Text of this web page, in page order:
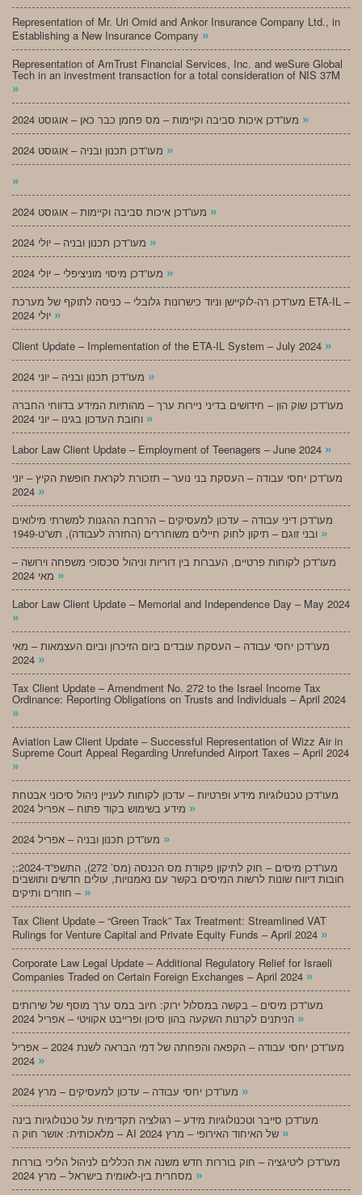
Representation of Mr. Uri Omid and Ankor Insurance Company Ltd., in
Establishing a New Insurance Company »
Representation of AmTrust Financial Services, Inc. and weSure Global
Tech in an investment transaction for a total consideration of NIS 37M
»
»
»
»
»
»
»
מעו”דכן רה-לוקיישן וניוד כישרונות גלובלי – כניסה לתוקף של מערכת ETA-IL –
»
Client Update – Implementation of the ETA-IL System – July 2024 »
»
מעו”דכן שוק הון – חידושים בדיני ניירות ערך – מהותיות המידע בדווחי החברה
»
Labor Law Client Update – Employment of Teenagers – June 2024 »
מעו”דכן יחסי עבודה – העסקת בני נוער – תזכורת לקראת חופשת הקיץ – יוני
»
מעו”דכן דיני עבודה – עדכון למעסיקים – הרחבת ההגנות למשרתי מילואים
»
מעו”דכן לקוחות פרטיים, העברות בין דוריות וניהול סכסוכי משפחה וירושה –
»
Labor Law Client Update – Memorial and Independence Day – May 2024
»
מעו”דכן יחסי עבודה – העסקת עובדים ביום הזיכרון וביום העצמאות – מאי
»
Tax Client Update – Amendment No. 272 to the Israel Income Tax
Ordinance: Reporting Obligations on Trusts and Individuals – April 2024
»
Aviation Law Client Update – Successful Representation of Wizz Air in
Supreme Court Appeal Regarding Unrefunded Airport Taxes – April 2024
»
מעו”דכן טכנולוגיות מידע ופרטיות – עדכון לקוחות לעניין ניהול סיכוני אבטחת
»
»
;מעו”דכן מיסים – חוק לתיקון פקודת מס הכנסה (מס’ 272), התשפ”ד-2024:
חובות דיווח שונות לרשות המיסים בקשר עם נאמנויות, עולים חדשים ותושבים
חוזרים ותיקים – »
Tax Client Update – “Green Track” Tax Treatment: Streamlined VAT
Rulings for Venture Capital and Private Equity Funds – April 2024 »
Corporate Law Legal Update – Additional Regulatory Relief for Israeli
Companies Traded on Certain Foreign Exchanges – April 2024 »
מעו”דכן מיסים – בקשה במסלול ירוק: חיוב במס ערך מוסף של שירותים
»
מעו”דכן יחסי עבודה – הקפאה והפחתה של דמי הבראה לשנת 2024 – אפריל
»
»
מעו”דכן סייבר וטכנולוגיות מידע – רגולציה תקדימית על טכנולוגיות בינה
»
מעו”דכן ליטיגציה – חוק בוררות חדש משנה את הכללים לניהול הליכי בוררות
»